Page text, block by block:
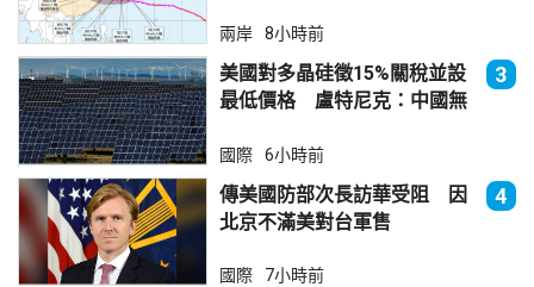
兩岸 8小時前
美國對多晶硅徵15%關稅並設
最低價格 盧特尼克：中國無
3
國際 6小時前
傳美國防部次長訪華受阻 因
北京不滿美對台軍售
4
國際 7小時前